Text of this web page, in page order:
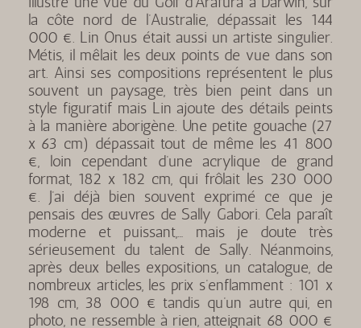
la côte nord de l’Australie, dépassait les 144
000 €. Lin Onus était aussi un artiste singulier.
Métis, il mêlait les deux points de vue dans son
art. Ainsi ses compositions représentent le plus
souvent un paysage, très bien peint dans un
style figuratif mais Lin ajoute des détails peints
à la manière aborigène. Une petite gouache (27
x 63 cm) dépassait tout de même les 41 800
€, loin cependant d’une acrylique de grand
format, 182 x 182 cm, qui frôlait les 230 000
€. J’ai déjà bien souvent exprimé ce que je
pensais des œuvres de Sally Gabori. Cela paraît
moderne et puissant,… mais je doute très
sérieusement du talent de Sally. Néanmoins,
après deux belles expositions, un catalogue, de
nombreux articles, les prix s’enflamment : 101 x
198 cm, 38 000 € tandis qu’un autre qui, en
photo, ne ressemble à rien, atteignait 68 000 €